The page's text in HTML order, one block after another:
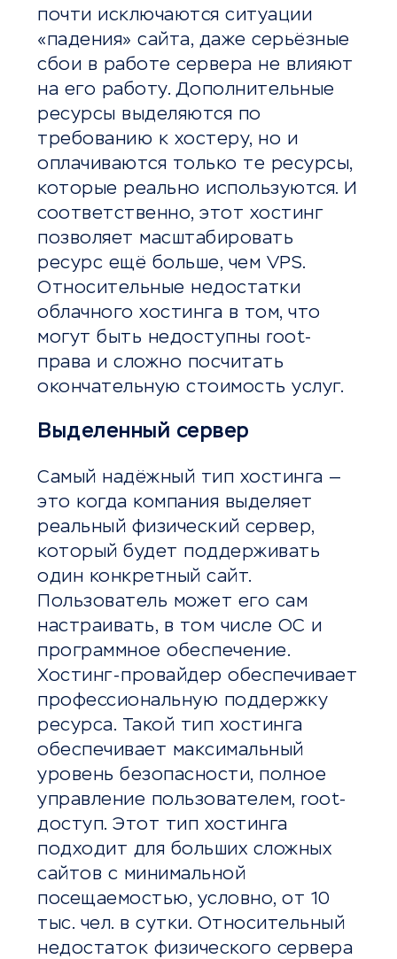
почти исключаются ситуации
«падения» сайта, даже серьёзные
сбои в работе сервера не влияют
на его работу. Дополнительные
ресурсы выделяются по
требованию к хостеру, но и
оплачиваются только те ресурсы,
которые реально используются. И
соответственно, этот хостинг
позволяет масштабировать
ресурс ещё больше, чем VPS.
Относительные недостатки
облачного хостинга в том, что
могут быть недоступны root-
права и сложно посчитать
окончательную стоимость услуг.
Выделенный сервер
Самый надёжный тип хостинга —
это когда компания выделяет
реальный физический сервер,
который будет поддерживать
один конкретный сайт.
Пользователь может его сам
настраивать, в том числе ОС и
программное обеспечение.
Хостинг-провайдер обеспечивает
профессиональную поддержку
ресурса. Такой тип хостинга
обеспечивает максимальный
уровень безопасности, полное
управление пользователем, root-
доступ. Этот тип хостинга
подходит для больших сложных
сайтов с минимальной
посещаемостью, условно, от 10
тыс. чел. в сутки. Относительный
недостаток физического сервера